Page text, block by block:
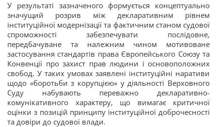
У результаті зазначеного формується концептуально
значущий розрив між декларативним рівнем
інституційної модернізації та фактичним станом судової
спроможності забезпечувати послідовне,
передбачуване та належним чином мотивоване
застосування стандартів права Європейського Союзу та
Конвенції про захист прав людини і основоположних
свобод. У таких умовах заявлені інституційні наративи
щодо «боротьби з корупцією» у діяльності Верховного
Суду набувають переважно декларативно-
комунікативного характеру, що вимагає критичної
оцінки з позицій принципу інституційної доброчесності
та довіри до судової влади.